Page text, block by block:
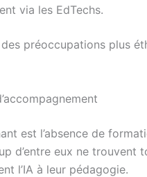
via les EdTechs.
préoccupations plus
est l’absence de
d’entre eux ne
l’IA à leur pédagogie.